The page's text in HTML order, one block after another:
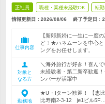
正社員 職種・業種未経験OK 転勤
情報更新日：2026/08/06 終了予定日：
仕事内容
【新郎新婦に一生に一度
ど！★ハネムーンを中心
ングをお任せします。
対象と
なる方
＼海外旅行が好き！喜ん
未経験者・第二新卒歓迎
ンバーが活躍中
勤務地
★U・Iターン歓迎！ 【恵
比寿南2-3-12 je1ビル5F…